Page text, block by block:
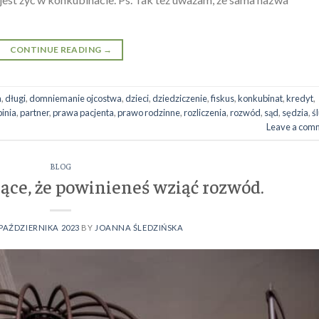
CONTINUE READING →
,długi,domniemanie ojcostwa,dzieci,dziedziczenie,fiskus,konkubinat,kredyt,
,partner,prawa pacjenta,prawo rodzinne,rozliczenia,rozwód, sąd, sędzia,
Leave a
BLOG
że powinieneś wziąć rozwód.
2023 BY JOANNA ŚLEDZIŃSKA